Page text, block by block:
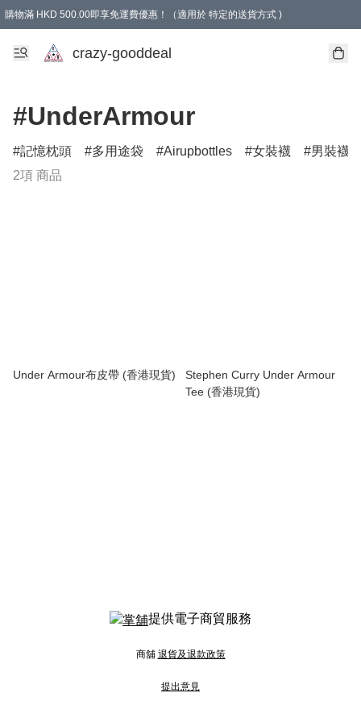
購物滿 HKD 500.00即享免運費優惠！（適用於 特定的送貨方式 )
成為會員可享免費禮品
crazy-gooddeal
#UnderArmour
記憶枕頭 多用途袋 Airupbottles 女裝襪
男裝襪
2項 商品
Under Armour布皮帶 (香港現貨)
Stephen Curry Under Armour
Tee (香港現貨)
提供電子商貿服務
商舖 退貨及退款政策
提出意見